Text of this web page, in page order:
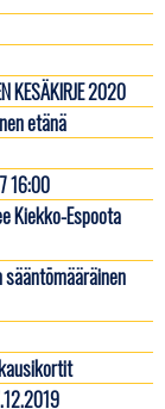
KESÄKIRJE 2020
etänä
16:00
Kiekko-Espoota